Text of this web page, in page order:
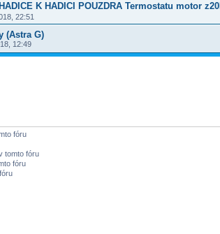
K HADICI POUZDRA Termostatu motor z20l
22:51
(Astra G)
12:49
fóru
tomto fóru
fóru